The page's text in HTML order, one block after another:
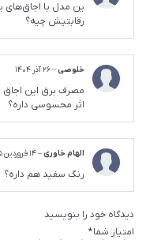
ین مدل با اجاق‌های
رقابتیش چیه؟
خلوصی–26 آذر 1404
مصرف برق این اجاق
اثر محسوسی داره؟
الهام خاوری–14 فروردین 1405
رنگ سفید هم داره؟
دیدگاه خود را بنویسید
امتیاز شما*